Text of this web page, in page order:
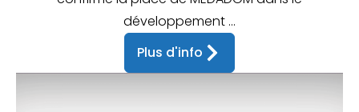
développement ...
Plus d'info